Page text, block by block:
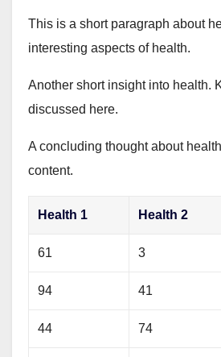
This is a short paragraph about
interesting aspects of health.
Another short insight into health.
discussed here.
A concluding thought about
content.
Health 1 Health 2
61 3
94 41
44 74